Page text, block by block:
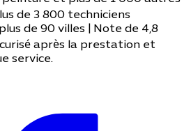
de 3 800 techniciens
de 90 villes | Note de 4,8
après la prestation et
service.